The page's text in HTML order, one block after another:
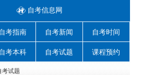
自考信息网
自考指南 自考新闻 自考时间
自考本科 自考试题 课程预约
考试题